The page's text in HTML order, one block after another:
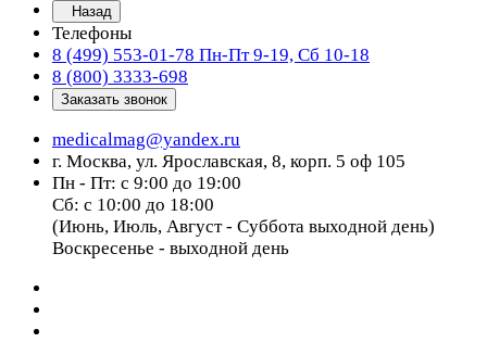
Назад
Телефоны
8 (499) 553-01-78 Пн-Пт 9-19, Сб 10-18
8 (800) 3333-698
Заказать звонок
medicalmag@yandex.ru
г. Москва, ул. Ярославская, 8, корп. 5 оф 105
Пн - Пт: с 9:00 до 19:00
Сб: с 10:00 до 18:00
(Июнь, Июль, Август - Суббота выходной день)
Воскресенье - выходной день